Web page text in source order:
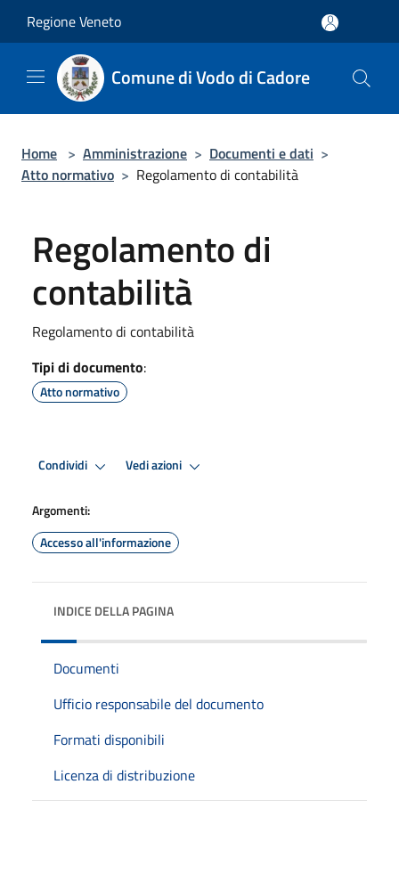
Regione Veneto
Comune di Vodo di Cadore
Home > Amministrazione > Documenti e dati >
Atto normativo > Regolamento di contabilità
Regolamento di
contabilità
Regolamento di contabilità
Tipi di documento:
Atto normativo
Condividi Vedi azioni
Argomenti:
Accesso all'informazione
INDICE DELLA PAGINA
Documenti
Ufficio responsabile del documento
Formati disponibili
Licenza di distribuzione